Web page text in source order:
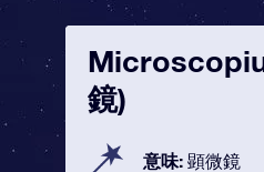
鏡)
意味: 顕微鏡